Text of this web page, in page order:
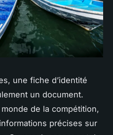
une fiche d’identité
un document.
de la compétition,
précises sur